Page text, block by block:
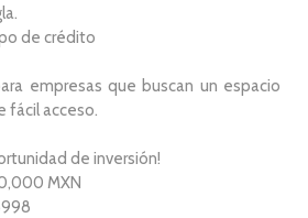
de crédito
empresas que buscan un espacio
fácil acceso.
de inversión!
MXN